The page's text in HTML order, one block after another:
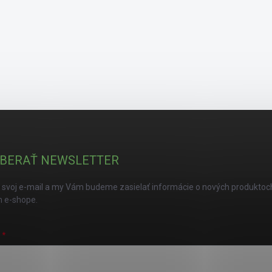
NEWSLETTER
svoj e-mail a my Vám budeme zasielať informácie o nových
e-shope.